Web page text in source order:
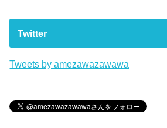
Twitter
Tweets by amezawazawawa